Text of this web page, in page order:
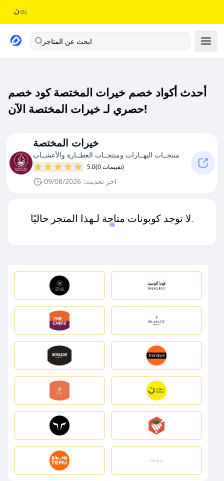
ابحث عن المتاجر
أحدث أكواد خصم خيرات المختصة كود خصم
حصري لـ خيرات المختصة الآن!
خيرات المختصة
منتجــات البهــارات ومنتجــات العطــارة والأعشــاب
5.0 (0 تقييمات)
اخر تحديث: 09/08/2026
لا توجد كوبونات متاحة لـهذا المتجر حاليًا.